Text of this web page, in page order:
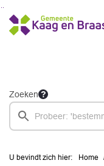
Ga naar de inhoud van deze
Ga naar het zoeken
Ga naar het menu
Zoeken
U bevindt zich hier: Home